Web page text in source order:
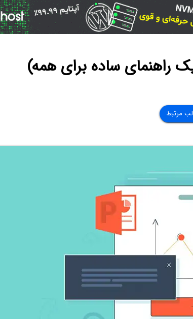
راهنمای ساده برای همه)
مرتبط